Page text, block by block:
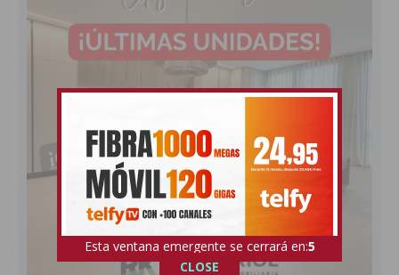
Esta ventana emergente se cerrará en:4
CLOSE